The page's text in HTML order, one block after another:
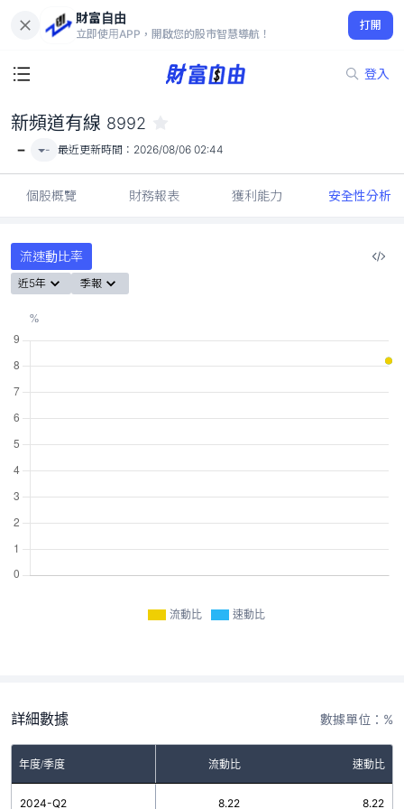
財富自由
立即使用APP，開啟您的股市智慧導航！
打開
登入
-
新頻道有線 8992
- - 最近更新時間： 2026/08/06 02:44
個股概覽 財務報表 獲利能力 安全性分析
流速動比率
近5年 季報
流動比 速動比
詳細數據 數據單位：%
年度/季度 流動比 速動比
2024-Q2 8.22 8.22